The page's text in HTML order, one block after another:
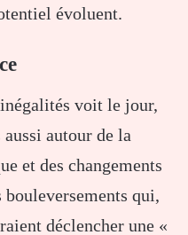
évoluent.
voit le jour,
autour de la
et des changements
qui,
déclencher une «